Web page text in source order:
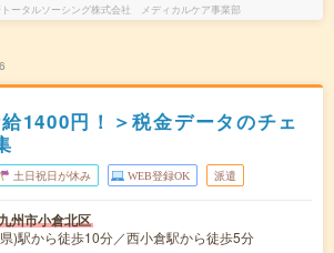
トータルソーシング株式会社 メディカルケア事業部
1400円！＞税金データのチェ
土日祝日が休み WEB登録OK 派遣
州市小倉北区
)駅から徒歩10分／西小倉駅から徒歩5分